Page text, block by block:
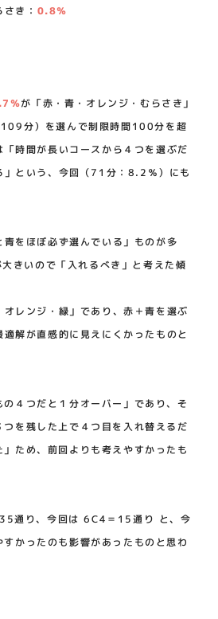
き： 0.8％
％が「赤・青・オレンジ・むらさき」
分）を選んで制限時間100分を超
時間が長いコースから４つを選ぶだ
」という、今回（71分：8.2％）にも
をほぼ必ず選んでいる」ものが多
きいので「入れるべき」と考えた傾
レンジ・緑」であり、赤＋青を選ぶ
解が直感的に見えにくかったものと
４つだと１分オーバー」であり、そ
を残した上で４つ目を入れ替えるだ
ため、前回よりも考えやすかったも
通り、今回は 6C4＝15通り と、今
かったのも影響があったものと思わ